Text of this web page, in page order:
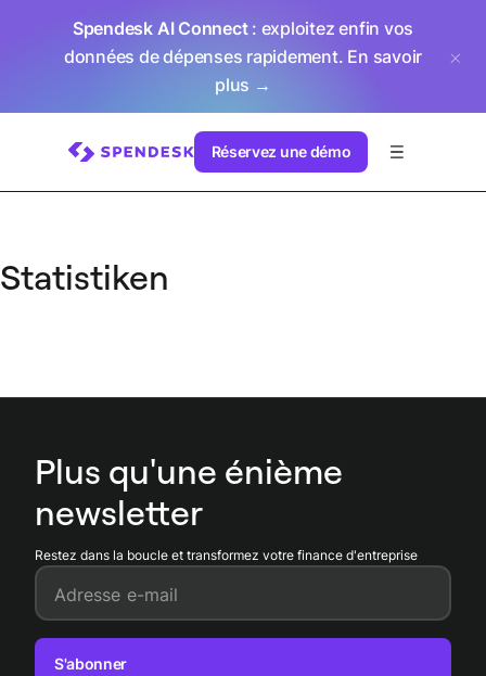
Spendesk AI Connect: exploitez enfin vos
données de dépenses rapidement. En savoir
plus →
Réservez une démo
Statistiken
Plus qu'une énième
newsletter
Restez dans la boucle et transformez votre finance d'entreprise
Adresse e-mail
S'abonner